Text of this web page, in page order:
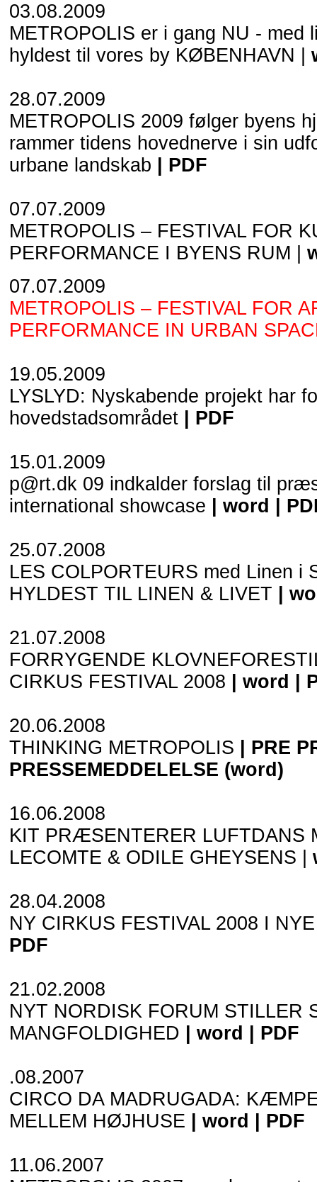
03.08.2009
METROPOLIS er i gang NU - med
hyldest til vores by KØBENHAVN |
28.07.2009
METROPOLIS 2009 følger byens
rammer tidens hovednerve i sin
urbane landskab
PDF
07.07.2009
METROPOLIS – FESTIVAL FOR
PERFORMANCE I BYENS RUM |
07.07.2009
METROPOLIS – FESTIVAL FOR
PERFORMANCE IN URBAN
19.05.2009
LYSLYD: Nyskabende projekt har
hovedstadsområdet| PDF
15.01.2009
p@rt.dk 09 indkalder forslag til
international showcase
word
25.07.2008
LES COLPORTEURS med Linen i
HYLDEST TIL LINEN & LIVET
21.07.2008
FORRYGENDE
CIRKUS FESTIVAL 2008
word
20.06.2008
THINKING METROPOLIS
PRE
PRESSEMEDDELELSE (word)
16.06.2008
KIT PRÆSENTERER LUFTDANS
LECOMTE & ODILE GHEYSENS |
28.04.2008
NY CIRKUS FESTIVAL 2008 I
PDF
21.02.2008
NYT NORDISK FORUM STILLER
MANGFOLDIGHED
word PDF
.08.2007
CIRCO DA MADRUGADA:
MELLEM HØJHUSE
word PDF
11.06.2007